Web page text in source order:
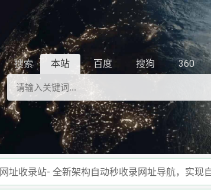
搜索 本站 百度 搜狗 360
网址收录站- 全新架构自动秒收录网址导航，实现